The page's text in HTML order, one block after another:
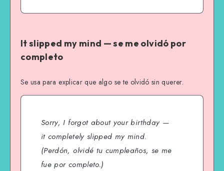
It slipped my mind — se me olvidó por
completo
Se usa para explicar que algo se te olvidó sin querer.
Sorry, I forgot about your birthday —
it completely slipped my mind.
(Perdón, olvidé tu cumpleaños, se me
fue por completo.)